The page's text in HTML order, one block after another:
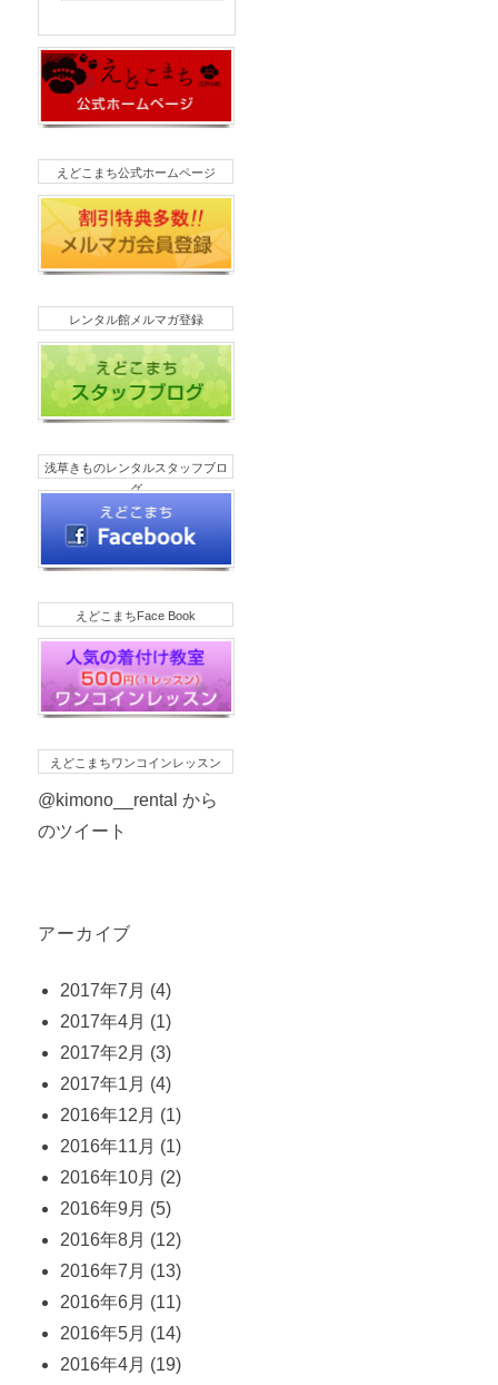
えどこまち公式ホームページ
レンタル館メルマガ登録
浅草きものレンタルスタッフブロ
グ
えどこまちFace Book
えどこまちワンコインレッスン
@kimono__rental から
のツイート
アーカイブ
2017年7月 (4)
2017年4月 (1)
2017年2月 (3)
2017年1月 (4)
2016年12月 (1)
2016年11月 (1)
2016年10月 (2)
2016年9月 (5)
2016年8月 (12)
2016年7月 (13)
2016年6月 (11)
2016年5月 (14)
2016年4月 (19)